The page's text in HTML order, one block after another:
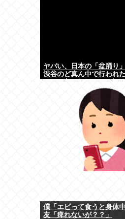
ヤバい、日本の「盆踊り
渋谷のど真ん中で行われ
グヒーローに熱狂
僕「エビって食うと身体
友「痺れないが？？」